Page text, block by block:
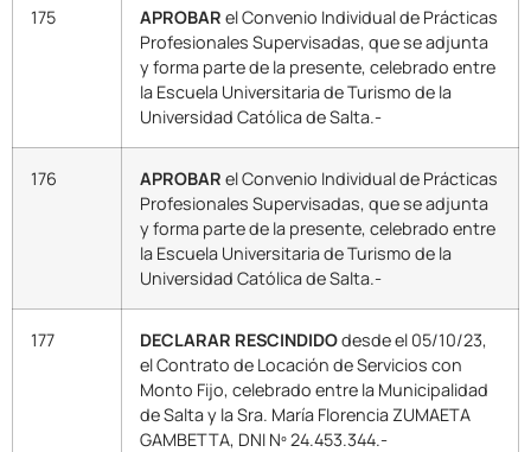
175 APROBAR el Convenio Individual de Prácticas
Profesionales Supervisadas, que se adjunta
y forma parte de la presente, celebrado entre
la Escuela Universitaria de Turismo de la
Universidad Católica de Salta.-
176 APROBAR el Convenio Individual de Prácticas
Profesionales Supervisadas, que se adjunta
y forma parte de la presente, celebrado entre
la Escuela Universitaria de Turismo de la
Universidad Católica de Salta.-
177 DECLARAR RESCINDIDOdesde el 05/10/23,
el Contrato de Locación de Servicios con
Monto Fijo, celebrado entre la Municipalidad
de Salta y la Sra. María Florencia ZUMAETA
GAMBETTA, DNI Nº 24.453.344.-